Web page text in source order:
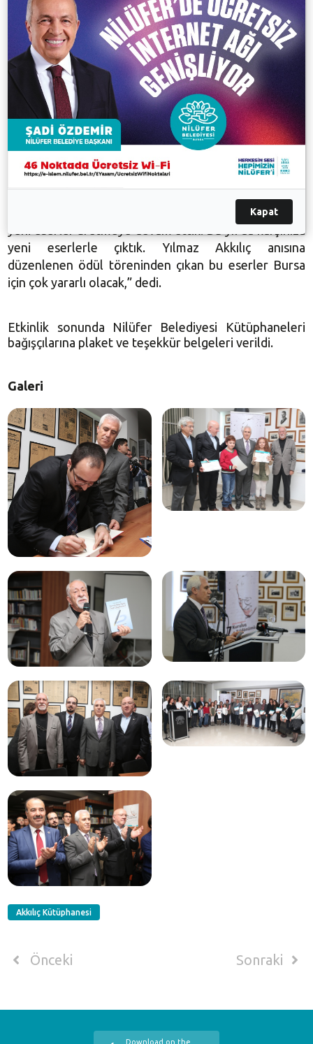
anlayışını ortaya koyma hedefiyle yola çıktıklarını
belirterek şöyle devam etti: “Nilüfer’e, 7 yılda, Akkılıç,
Üçevler, Şiir ve Çocuk olmak üzere, 4 kütüphane ile
Demirci Kültürevi Kitaplığı kazandırdık. Ayrıca,
Gölyazı’da, yazın yaşamına sunduğumuz benzersiz bir
hizmet olan Göl Yazı Evi’ni hizmete sunduk. Bu
örnekler bile Yılmaz Akkılıç’ın önümüzde açtığı
ufukları anlayabilmek için yeterli.”
Yayınlanan yeni eserler hakkında bilgi veren Akkılıç
da, “Yılmaz Akklıç’ın aramızdan ayrılmasından sonra
yeni eserler üretmeye devam ettik. Bu yıl da karşınıza
yeni eserlerle çıktık. Yılmaz Akkılıç anısına
düzenlenen ödül töreninden çıkan bu eserler Bursa
için çok yararlı olacak,” dedi.
Etkinlik sonunda Nilüfer Belediyesi Kütüphaneleri
bağışçılarına plaket ve teşekkür belgeleri verildi.
Galeri
Akkılıç Kütüphanesi
Önceki Sonraki
Download on the
Kapat